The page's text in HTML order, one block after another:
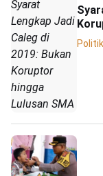
Syarat
Lengkap Jadi
Caleg di
2019: Bukan
Koruptor
hingga
Lulusan SMA